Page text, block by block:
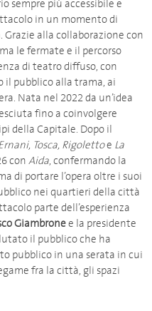
sempre più accessibile e
in un momento di
alla collaborazione con
le fermate e il percorso
di teatro diffuso, con
pubblico alla trama, ai
Nata nel 2022 da un’idea
fino a coinvolgere
della Capitale. Dopo il
Tosca, Rigolettoe La
con Aida, confermando la
di portare l’opera oltre i suoi
nei quartieri della città
parte dell’esperienza
Giambronee la presidente
il pubblico che ha
pubblico in una serata in cui
fra la città, gli spazi